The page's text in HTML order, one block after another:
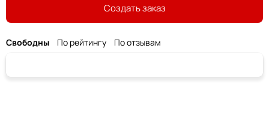
Создать заказ
Свободны По рейтингу По отзывам